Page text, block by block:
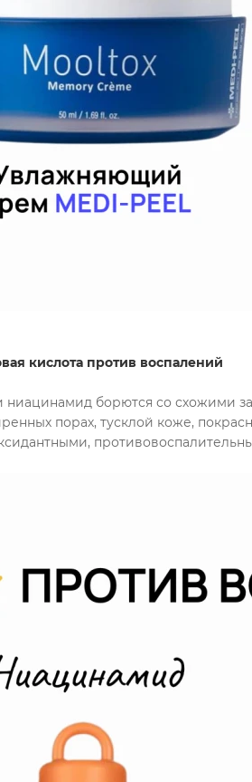
кислота против воспалений
ниацинамид борются со схожими
порах, тусклой коже,